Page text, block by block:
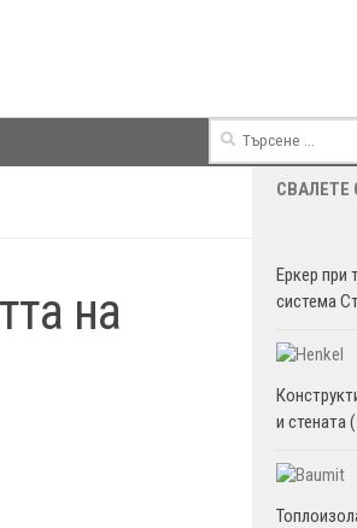
Търсене
за:
на
СВАЛЕТЕ
Еркер при
система
и стената